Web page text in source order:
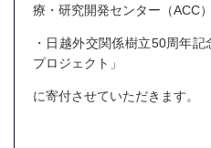
療・研究開発センター（ACC）
・日越外交関係樹立50周年
プロジェクト」
に寄付させていただきます。